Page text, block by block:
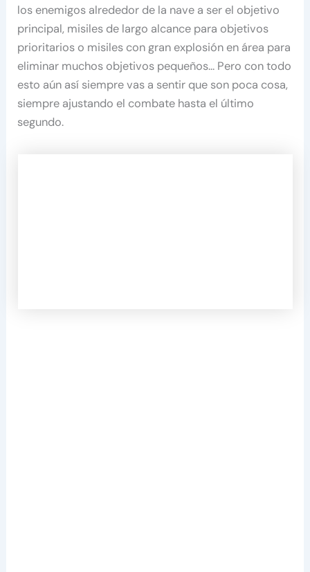
los enemigos alrededor de la nave a ser el objetivo
principal, misiles de largo alcance para objetivos
prioritarios o misiles con gran explosión en área para
eliminar muchos objetivos pequeños… Pero con todo
esto aún así siempre vas a sentir que son poca cosa,
siempre ajustando el combate hasta el último
segundo.